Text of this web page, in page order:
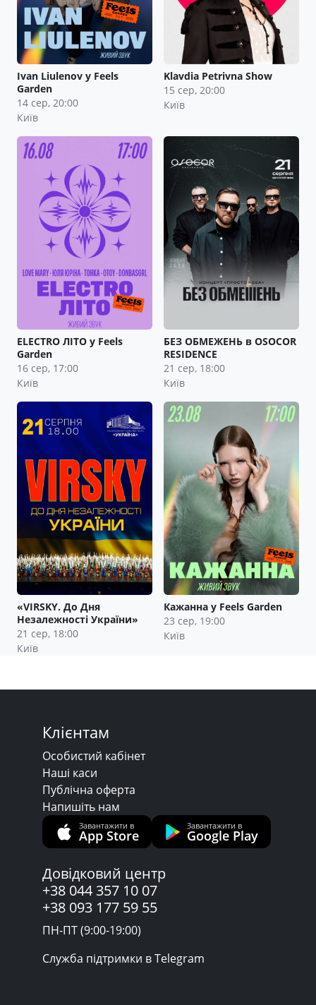
Ivan Liulenov у Feels
Garden
14 сер, 20:00
Київ
Klavdia Petrivna Show
15 сер, 20:00
Київ
ELECTRO ЛІТО у Feels
Garden
16 сер, 17:00
Київ
БЕЗ ОБМЕЖЕНЬ в OSOCOR
RESIDENCE
21 сер, 18:00
Київ
«VIRSKY. До Дня
Незалежності України»
21 сер, 18:00
Київ
Кажанна у Feels Garden
23 сер, 19:00
Київ
Клієнтам
Особистий кабінет
Наші каси
Публічна оферта
Напишіть нам
Завантажити в
App Store
Завантажити в
Google Play
Довідковий центр
+38 044 357 10 07
+38 093 177 59 55
ПН-ПТ (9:00-19:00)
Служба підтримки в Telegram